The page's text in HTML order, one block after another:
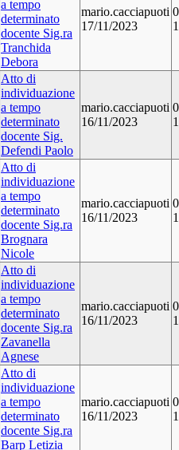
a tempo
determinato
docente Sig.ra
Tranchida
Debora
mario.cacciapuoti
17/11/2023
Atto di
individuazione
a tempo
determinato
docente Sig.
Defendi Paolo
mario.cacciapuoti
16/11/2023
Atto di
individuazione
a tempo
determinato
docente Sig.ra
Brognara
Nicole
mario.cacciapuoti
16/11/2023
Atto di
individuazione
a tempo
determinato
docente Sig.ra
Zavanella
Agnese
mario.cacciapuoti
16/11/2023
Atto di
individuazione
a tempo
determinato
docente Sig.ra
Barp Letizia
mario.cacciapuoti
16/11/2023